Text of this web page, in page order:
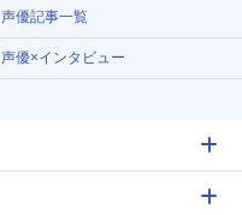
声優記事一覧
声優×インタビュー